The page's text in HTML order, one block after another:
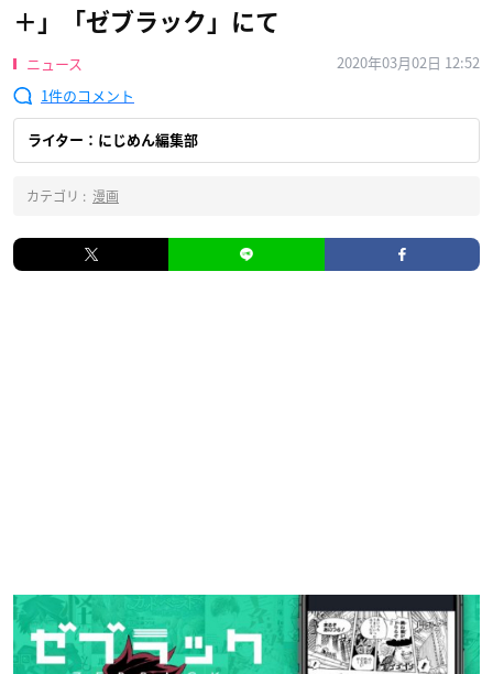
＋」「ゼブラック」にて
ニュース
2020年03月02日 12:52
1
ライター：にじめん編集部
カテゴリ : 漫画